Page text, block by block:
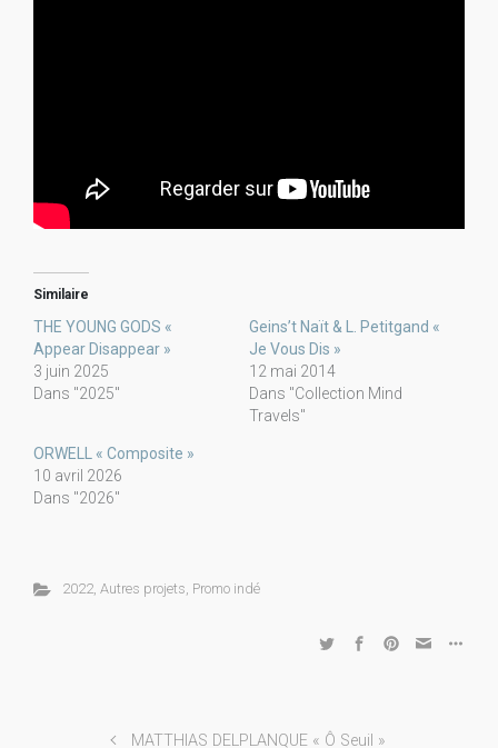
Similaire
THE YOUNG GODS «
Appear Disappear »
3 juin 2025
Dans "2025"
Geins’t Naït & L. Petitgand «
Je Vous Dis »
12 mai 2014
Dans "Collection Mind
Travels"
ORWELL « Composite »
10 avril 2026
Dans "2026"
2022, Autres projets, Promo indé
MATTHIAS DELPLANQUE « Ô Seuil »